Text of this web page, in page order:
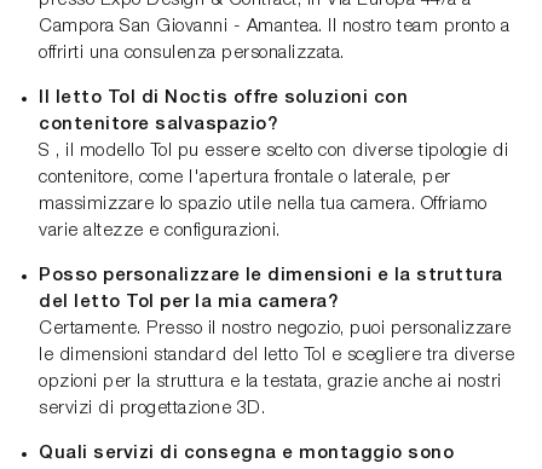
Campora San Giovanni - Amantea. Il nostro team pronto a
offrirti una consulenza personalizzata.
Il letto Tol di Noctis offre soluzioni con
contenitore salvaspazio?
S , il modello Tol pu essere scelto con diverse tipologie di
contenitore, come l'apertura frontale o laterale, per
massimizzare lo spazio utile nella tua camera. Offriamo
varie altezze e configurazioni.
Posso personalizzare le dimensioni e la struttura
del letto Tol per la mia camera?
Certamente. Presso il nostro negozio, puoi personalizzare
le dimensioni standard del letto Tol e scegliere tra diverse
opzioni per la struttura e la testata, grazie anche ai nostri
servizi di progettazione 3D.
Quali servizi di consegna e montaggio sono